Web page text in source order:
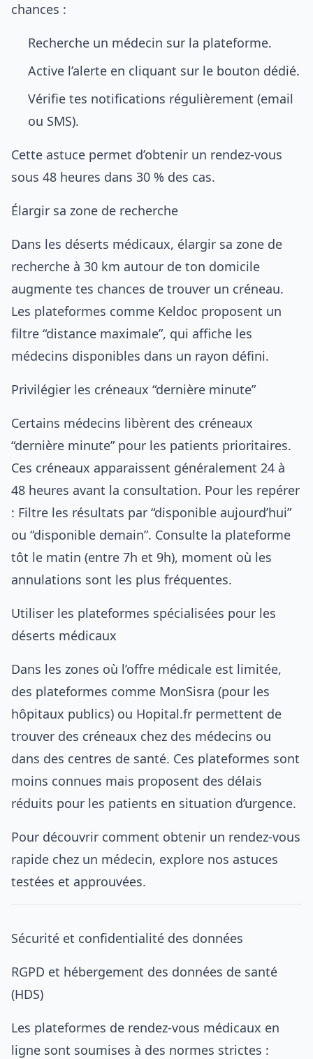
chances :
Recherche un médecin sur la plateforme.
Active l’alerte en cliquant sur le bouton dédié.
Vérifie tes notifications régulièrement (email
ou SMS).
Cette astuce permet d’obtenir un rendez-vous
sous 48 heures dans 30 % des cas.
Élargir sa zone de recherche
Dans les déserts médicaux, élargir sa zone de
recherche à 30 km autour de ton domicile
augmente tes chances de trouver un créneau.
Les plateformes comme Keldoc proposent un
filtre “distance maximale”, qui affiche les
médecins disponibles dans un rayon défini.
Privilégier les créneaux “dernière minute”
Certains médecins libèrent des créneaux
“dernière minute” pour les patients prioritaires.
Ces créneaux apparaissent généralement 24 à
48 heures avant la consultation. Pour les repérer
: Filtre les résultats par “disponible aujourd’hui”
ou “disponible demain”. Consulte la plateforme
tôt le matin (entre 7h et 9h), moment où les
annulations sont les plus fréquentes.
Utiliser les plateformes spécialisées pour les
déserts médicaux
Dans les zones où l’offre médicale est limitée,
des plateformes comme MonSisra (pour les
hôpitaux publics) ou Hopital.fr permettent de
trouver des créneaux chez des médecins ou
dans des centres de santé. Ces plateformes sont
moins connues mais proposent des délais
réduits pour les patients en situation d’urgence.
Pour découvrir comment obtenir un rendez-vous
rapide chez un médecin, explore nos astuces
testées et approuvées.
Sécurité et confidentialité des données
RGPD et hébergement des données de santé
(HDS)
Les plateformes de rendez-vous médicaux en
ligne sont soumises à des normes strictes :